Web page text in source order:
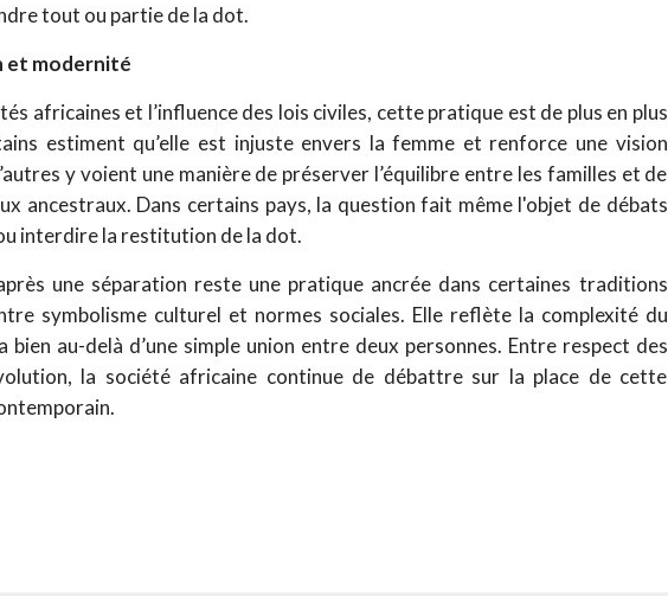
tout ou partie de la dot.
et modernité
africaines et l’influence des lois civiles, cette pratique est de plus en plus
estiment qu’elle est injuste envers la femme et renforce une vision
y voient une manière de préserver l’équilibre entre les familles et de
ancestraux. Dans certains pays, la question fait même l'objet de débats
interdire la restitution de la dot.
une séparation reste une pratique ancrée dans certaines traditions
symbolisme culturel et normes sociales. Elle reflète la complexité du
bien au-delà d’une simple union entre deux personnes. Entre respect des
la société africaine continue de débattre sur la place de cette